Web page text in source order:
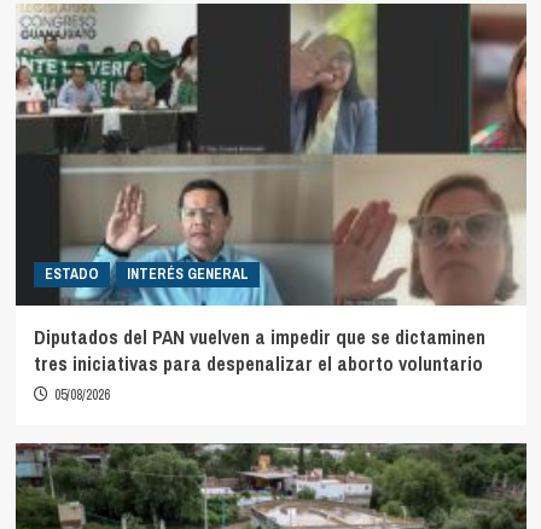
ESTADO INTERÉS GENERAL
Diputados del PAN vuelven a impedir que se dictaminen
tres iniciativas para despenalizar el aborto voluntario
05/08/2026